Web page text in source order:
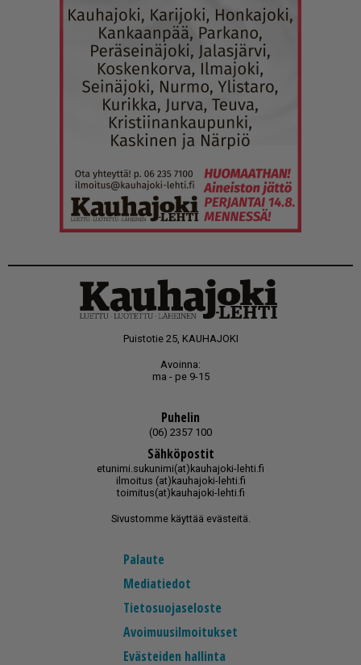
Puistotie 25, KAUHAJOKI
Avoinna:
ma - pe 9-15
Puhelin
(06) 2357 100
Sähköpostit
etunimi.sukunimi(at)kauhajoki-lehti.fi
ilmoitus (at)kauhajoki-lehti.fi
toimitus(at)kauhajoki-lehti.fi
Sivustomme käyttää evästeitä.
Palaute
Mediatiedot
Tietosuojaseloste
Avoimuusilmoitukset
Evästeiden hallinta